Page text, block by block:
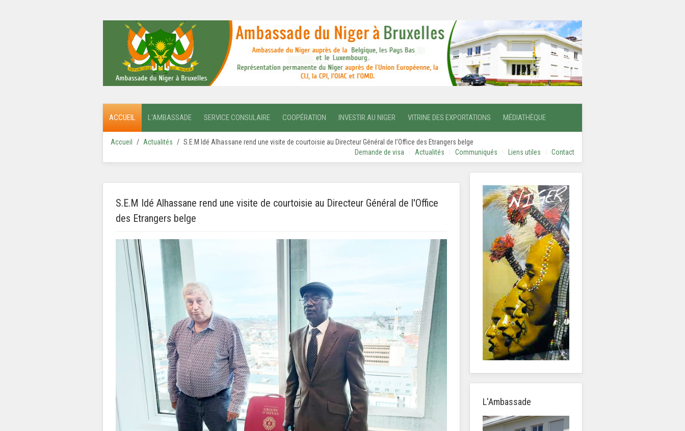
ACCUEIL L'AMBASSADE SERVICE CONSULAIRE COOPÉRATION INVESTIR AU NIGER VITRINE DES EXPORTATIONS MÉDIATHÈQUE
Accueil Actualités
S.E.M Idé Alhassane rend une visite de courtoisie au Directeur Général de l'Office des Etrangers belge
Demande de visa
Actualités Communiqués Liens utiles Contact
S.E.M Idé Alhassane rend une visite de courtoisie au Directeur Général de l'Office
des Etrangers belge
L'Ambassade